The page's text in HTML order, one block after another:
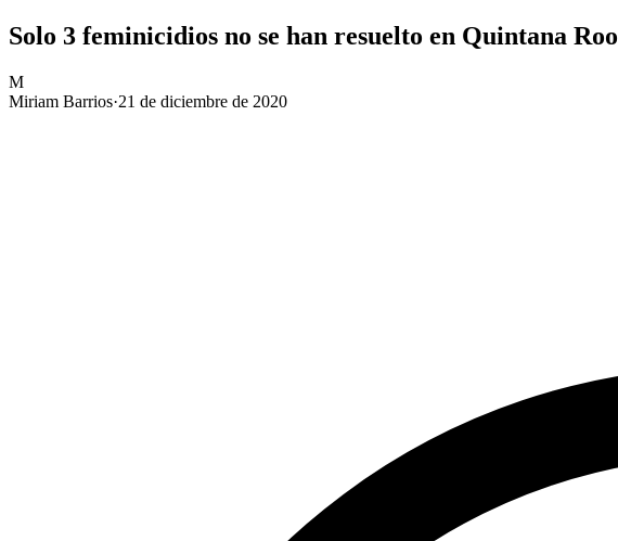
Solo 3 feminicidios no se han resuelto en Quintana Roo
M
Miriam Barrios·21 de diciembre de 2020